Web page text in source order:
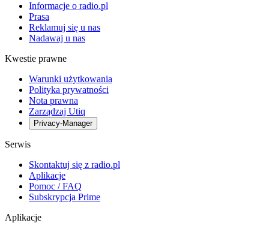
Informacje o radio.pl
Prasa
Reklamuj się u nas
Nadawaj u nas
Kwestie prawne
Warunki użytkowania
Polityka prywatności
Nota prawna
Zarządzaj Utiq
Privacy-Manager
Serwis
Skontaktuj się z radio.pl
Aplikacje
Pomoc / FAQ
Subskrypcja Prime
Aplikacje